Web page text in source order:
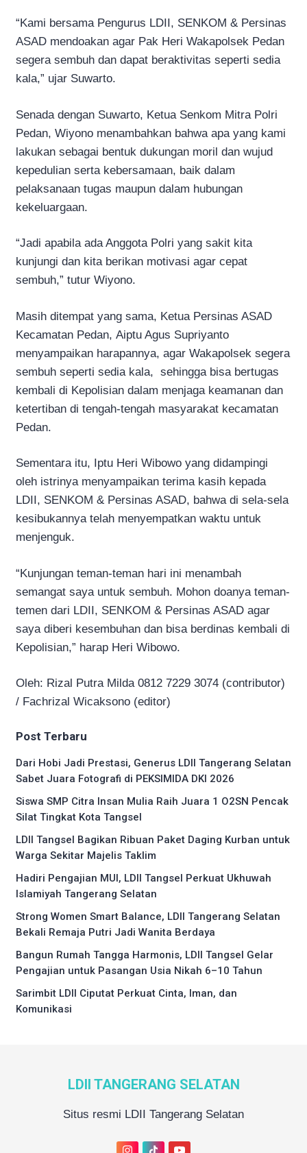
“Kami bersama Pengurus LDII, SENKOM & Persinas
ASAD mendoakan agar Pak Heri Wakapolsek Pedan
segera sembuh dan dapat beraktivitas seperti sedia
kala,” ujar Suwarto.
Senada dengan Suwarto, Ketua Senkom Mitra Polri
Pedan, Wiyono menambahkan bahwa apa yang kami
lakukan sebagai bentuk dukungan moril dan wujud
kepedulian serta kebersamaan, baik dalam
pelaksanaan tugas maupun dalam hubungan
kekeluargaan.
“Jadi apabila ada Anggota Polri yang sakit kita
kunjungi dan kita berikan motivasi agar cepat
sembuh,” tutur Wiyono.
Masih ditempat yang sama, Ketua Persinas ASAD
Kecamatan Pedan, Aiptu Agus Supriyanto
menyampaikan harapannya, agar Wakapolsek segera
sembuh seperti sedia kala, sehingga bisa bertugas
kembali di Kepolisian dalam menjaga keamanan dan
ketertiban di tengah-tengah masyarakat kecamatan
Pedan.
Sementara itu, Iptu Heri Wibowo yang didampingi
oleh istrinya menyampaikan terima kasih kepada
LDII, SENKOM & Persinas ASAD, bahwa di sela-sela
kesibukannya telah menyempatkan waktu untuk
menjenguk.
“Kunjungan teman-teman hari ini menambah
semangat saya untuk sembuh. Mohon doanya teman-
temen dari LDII, SENKOM & Persinas ASAD agar
saya diberi kesembuhan dan bisa berdinas kembali di
Kepolisian,” harap Heri Wibowo.
Oleh: Rizal Putra Milda 0812 7229 3074 (contributor)
/ Fachrizal Wicaksono (editor)
Post Terbaru
Dari Hobi Jadi Prestasi, Generus LDII Tangerang Selatan
Sabet Juara Fotografi di PEKSIMIDA DKI 2026
Siswa SMP Citra Insan Mulia Raih Juara 1 O2SN Pencak
Silat Tingkat Kota Tangsel
LDII Tangsel Bagikan Ribuan Paket Daging Kurban untuk
Warga Sekitar Majelis Taklim
Hadiri Pengajian MUI, LDII Tangsel Perkuat Ukhuwah
Islamiyah Tangerang Selatan
Strong Women Smart Balance, LDII Tangerang Selatan
Bekali Remaja Putri Jadi Wanita Berdaya
Bangun Rumah Tangga Harmonis, LDII Tangsel Gelar
Pengajian untuk Pasangan Usia Nikah 6–10 Tahun
Sarimbit LDII Ciputat Perkuat Cinta, Iman, dan
Komunikasi
LDII TANGERANG SELATAN
Situs resmi LDII Tangerang Selatan